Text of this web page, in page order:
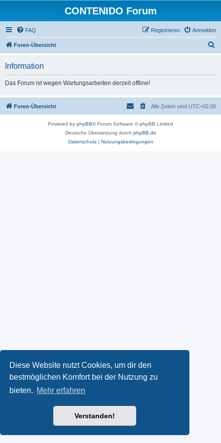
Diese Website nutzt Cookies, um dir den
bestmöglichen Komfort bei der Nutzung zu
bieten. Mehr erfahren
Verstanden!
CONTENIDO Forum
FAQ Anmelden
Registrieren
Foren-Übersicht
Information
Das Forum ist wegen Wartungsarbeiten derzeit offline!
Foren-Übersicht Alle Zeiten sind UTC+02:00
Powered by phpBB® Forum Software © phpBB Limited
Deutsche Übersetzung durch phpBB.de
Datenschutz| Nutzungsbedingungen